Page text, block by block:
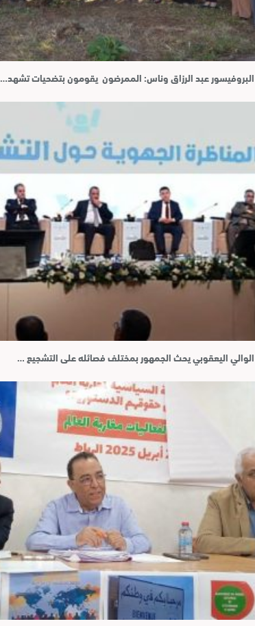
البروفيسور عبد الرزاق وناس: الممرضون يقومون بتضحيات تشهد…
الوالي اليعقوبي يحث الجمهور بمختلف فصائله على التشجيع …